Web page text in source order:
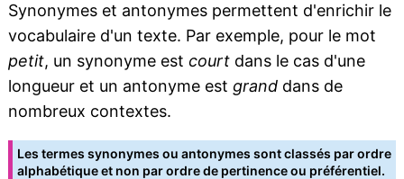
Synonymes et antonymes permettent d'enrichir le
vocabulaire d'un texte. Par exemple, pour le mot
petit, un synonyme est courtdans le cas d'une
longueur et un antonyme est granddans de
nombreux contextes.
Les termes synonymes ou antonymes sont classés par ordre
alphabétique et non par ordre de pertinence ou préférentiel.